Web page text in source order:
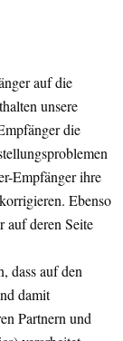
auf die
unsere
die
Empfänger ihre
Ebenso
auf deren Seite
dass auf den
damit
Partnern und